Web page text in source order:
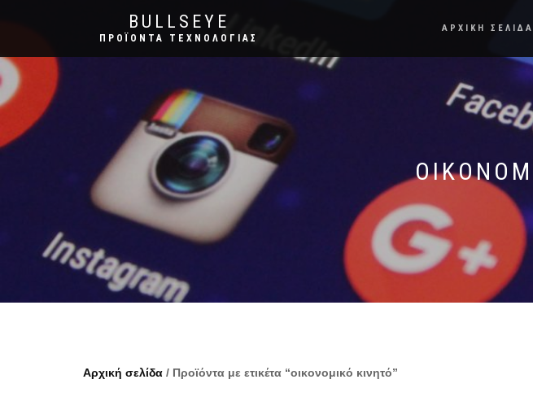
BULLSEYE
ΠΡΟΪΌΝΤΑ ΤΕΧΝΟΛΟΓΊΑΣ
ΑΡΧΙΚΗ ΣΕΛΙΔΑ
Αρχική σελίδα / Προϊόντα με ετικέτα “οικονομικό κινητό”